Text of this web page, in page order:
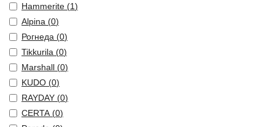
Hammerite (1)
Alpina (0)
Рогнеда (0)
Tikkurila (0)
Marshall (0)
KUDO (0)
RAYDAY (0)
CERTA (0)